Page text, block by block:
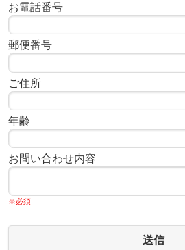
お電話番号
郵便番号
ご住所
年齢
お問い合わせ内容
※必須
送信